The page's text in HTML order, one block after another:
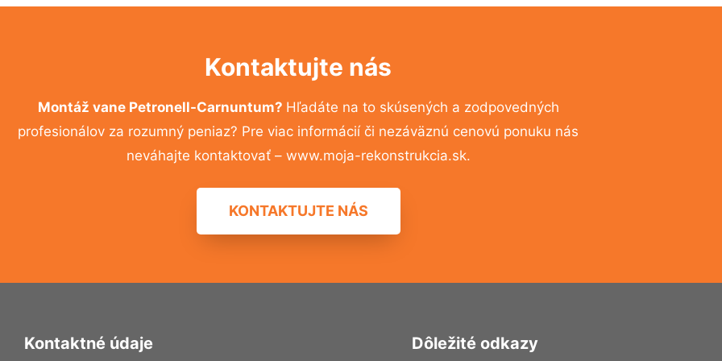
Kontaktujte nás
Montáž vane Petronell-Carnuntum? Hľadáte na to skúsených a zodpovedných
profesionálov za rozumný peniaz? Pre viac informácií či nezáväznú cenovú ponuku nás
neváhajte kontaktovať – www.moja-rekonstrukcia.sk.
KONTAKTUJTE NÁS
Kontaktné údaje Dôležité odkazy